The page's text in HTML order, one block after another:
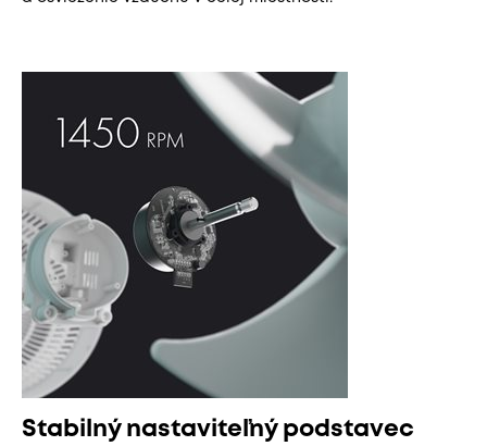
Stabilný nastaviteľný podstavec